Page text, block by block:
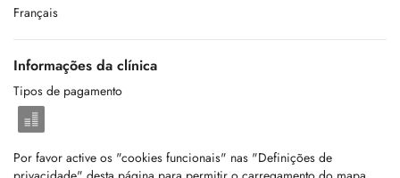
Français
Informações da clínica
Tipos de pagamento
Por favor active os "cookies funcionais" nas "Definições de